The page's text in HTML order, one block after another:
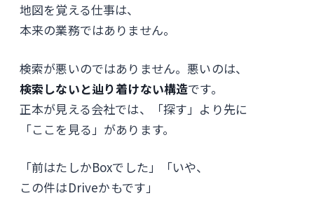
地図を覚える仕事は、
本来の業務ではありません。
検索が悪いのではありません。悪いのは、
検索しないと辿り着けない構造です。
正本が見える会社では、「探す」より先に
「ここを見る」があります。
「前はたしかBoxでした」「いや、
この件はDriveかもです」